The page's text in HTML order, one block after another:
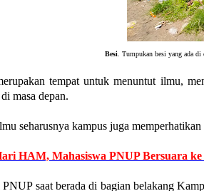
Besi. Tumpukan besi yang ada di
tempat untuk menuntut ilmu,
masa depan.
seharusnya kampus juga
HAM, Mahasiswa PNUP Bersuara
saat berada di bagian belakang